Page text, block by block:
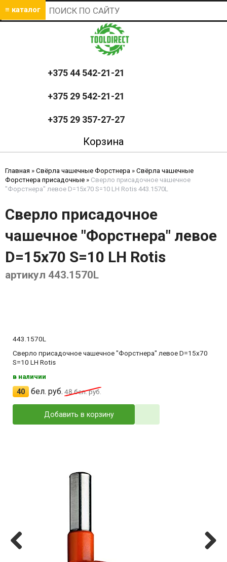
≡ каталог
+375 44 542-21-21
+375 29 542-21-21
+375 29 357-27-27
Корзина
Главная » Свёрла чашечные Форстнера » Свёрла чашечные
Форстнера присадочные » Сверло присадочное чашечное
"Форстнера" левое D=15x70 S=10 LH Rotis 443.1570L
Сверло присадочное
чашечное "Форстнера" левое
D=15x70 S=10 LH Rotis
артикул 443.1570L
443.1570L
Сверло присадочное чашечное "Форстнера" левое D=15x70
S=10 LH Rotis
в наличии
40 бел. руб. 48бел. руб.
Добавить в корзину